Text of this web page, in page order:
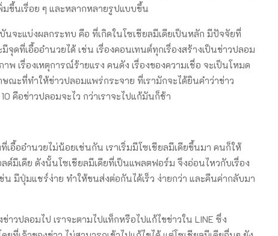
มขึ้นเรื่อย ๆ และหลากหลายรูปแบบขึ้น
ะแบ่งผลกระทบ คือ ที่เกิดในโซเชียลมีเดียเป็นหลัก มีปัจจัยที่
ดที่เอื้ออำนวยได้ เช่น เรื่องคอนเทนต์ทุกเรื่องสร้างเป็นข่าวปลอม
เรื่องเหตุการณ์ร้ายแรง คนดัง เรื่องของความเชื่อ จะเป็นโหมด
ะที่ทำให้ข่าวปลอมแพร่กระจาย ที่เรามักจะได้ยินคำว่าข่าว
คือข่าวปลอมจะไว กว่าเราจะไปแก้มันก็ช้า
ออำนวยไม่น้อยเช่นกัน เราเริ่มมีโซเชียลมีเดียขึ้นมา คนก็ให้
ด์มีเดีย ดังนั้นโซเชียลมีเดียที่เป็นแพลตฟอร์ม จึงอ่อนไหวกับเรื่อง
มีปุ่มแชร์ง่าย ทำให้ขนส่งต่อกันได้เร็ว ง่ายกว่า และคืนค่ากลับมา
วปลอมไป เราจะตามไปแท็กหรือไปแก้ไขข่าวใน LINE ซึ่ง